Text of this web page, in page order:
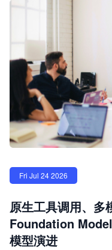
Fri Jul 24 2026
原生工具调用、多
Foundation
模型演进